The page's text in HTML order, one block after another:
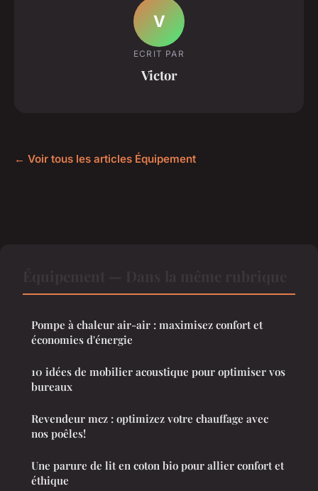
V
ECRIT PAR
Victor
← Voir tous les articles Équipement
Pompe à chaleur air-air : maximisez confort et
économies d'énergie
10 idées de mobilier acoustique pour optimiser vos
bureaux
Revendeur mcz : optimizez votre chauffage avec
nos poêles!
Une parure de lit en coton bio pour allier confort et
éthique